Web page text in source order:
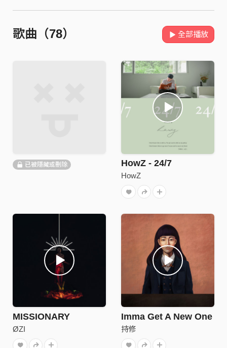
歌曲（78） 全部播放
已被隱藏或刪除 HowZ - 24/7
HowZ
MISSIONARY
ØZI
Imma Get A New One
持修